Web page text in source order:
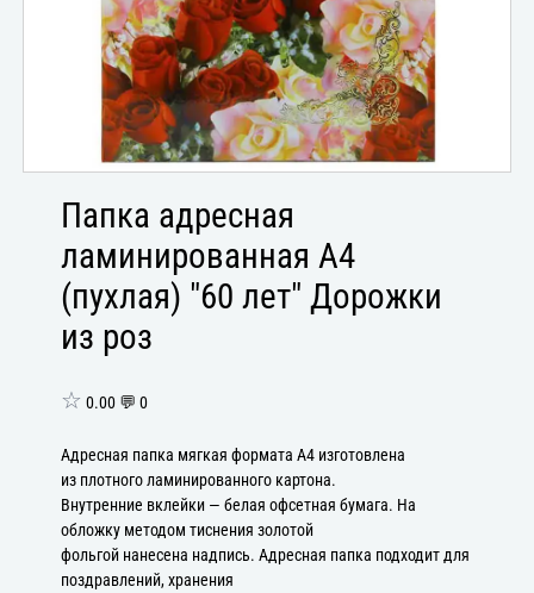
Папка адресная
ламинированная А4
(пухлая) "60 лет" Дорожки
из роз
☆ 0.00 💬 0
Адресная папка мягкая формата А4 изготовлена
из плотного ламинированного картона.
Внутренние вклейки — белая офсетная бумага. На
обложку методом тиснения золотой
фольгой нанесена надпись. Адресная папка подходит для
поздравлений, хранения